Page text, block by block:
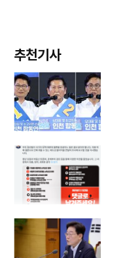
추천기사